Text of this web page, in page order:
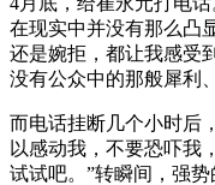
在现实中并没有那么凸
还是婉拒，都让我感受
没有公众中的那般犀利
而电话挂断几个小时后
以感动我，不要恐吓我
试试吧。”转瞬间，强势